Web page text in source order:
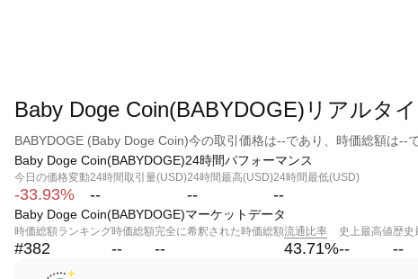
Baby Doge Coin(BABYDOGE)リアルタ
BABYDOGE (Baby Doge Coin)今の取引価格は--であり、時価総額は--で
Baby Doge Coin(BABYDOGE)24時間パフォーマンス
今日の価格変動
-33.93%
24時間取引量(USD)
--
24時間最高(USD)
--
24時間最低(USD)
--
Baby Doge Coin(BABYDOGE)マーケットデータ
時価総額ランキング
#382
時価総額
--
完全に希釈された時価総額
--
流通比率
43.71%
史上最高値
--
歴史
--